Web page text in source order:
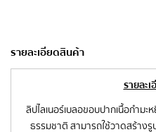
รายละเอียดสินค้า
รายละ
ลิปไลเนอร์เบลอขอบปากเนื้อกำม
ธรรมชาติ สามารถใช้วาดสร้าง